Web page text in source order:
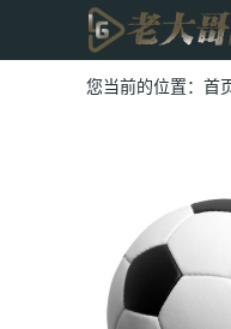
您当前的位置： 首